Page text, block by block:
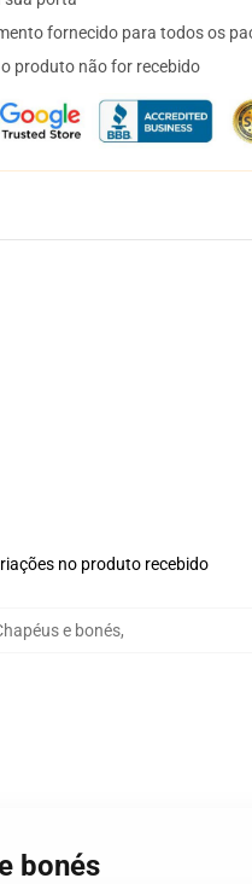
fornecido para todos os
produto não for recebido
no produto recebido
e bonés,
bonés